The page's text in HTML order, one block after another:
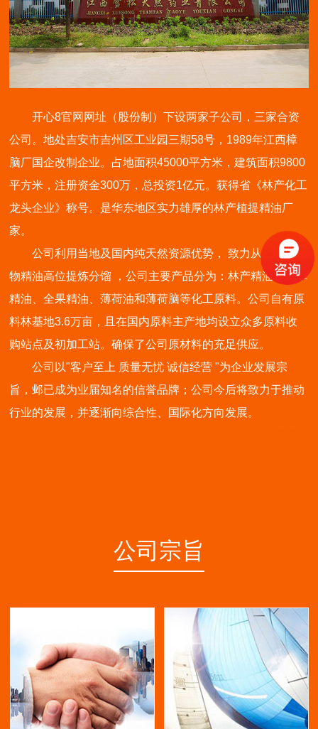
开心8官网网址（股份制）下设两家子公司，三家合资
公司。地处吉安市吉州区工业园三期58号，1989年江西樟
脑厂国企改制企业。占地面积45000平方米，建筑面积9800
平方米，注册资金300万，总投资1亿元。获得省《林产化工
龙头企业》称号。是华东地区实力雄厚的林产植提精油厂
家。
公司利用当地及国内纯天然资源优势， 致力从事天然植
物精油高位提炼分馏 ，公司主要产品分为：林产精油、全草
精油、全果精油、薄荷油和薄荷脑等化工原料。公司自有原
料林基地3.6万亩，且在国内原料主产地均设立众多原料收
购站点及初加工站。确保了公司原材料的充足供应。
公司以"客户至上 质量无忧 诚信经营 "为企业发展宗
旨，邺已成为业届知名的信誉品牌；公司今后将致力于推动
行业的发展，并逐渐向综合性、国际化方向发展。
公司宗旨